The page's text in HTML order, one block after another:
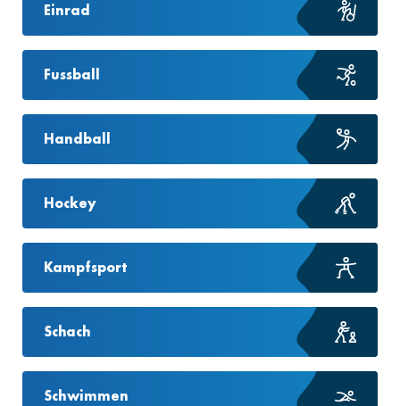
Einrad
Fussball
Handball
Hockey
Kampfsport
Schach
Schwimmen